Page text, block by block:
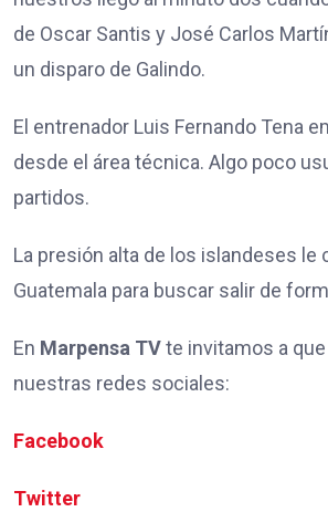
de Oscar Santis y José Carlos
un disparo de Galindo.
El entrenador Luis Fernando Tena
desde el área técnica. Algo poco
partidos.
La presión alta de los islandeses le
Guatemala para buscar salir de
En Marpensa TVte invitamos a
nuestras redes sociales:
Facebook
Twitter